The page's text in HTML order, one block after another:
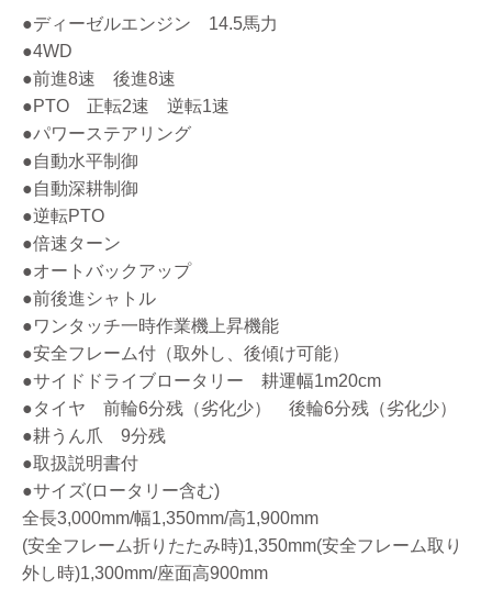
●ディーゼルエンジン 14.5馬力
●4WD
●前進8速 後進8速
●PTO 正転2速 逆転1速
●パワーステアリング
●自動水平制御
●自動深耕制御
●逆転PTO
●倍速ターン
●オートバックアップ
●前後進シャトル
●ワンタッチ一時作業機上昇機能
●安全フレーム付（取外し、後傾け可能）
●サイドドライブロータリー 耕運幅1m20cm
●タイヤ 前輪6分残（劣化少） 後輪6分残（劣化少）
●耕うん爪 9分残
●取扱説明書付
●サイズ(ロータリー含む)
全長3,000mm/幅1,350mm/高1,900mm
(安全フレーム折りたたみ時)1,350mm(安全フレーム取り
外し時)1,300mm/座面高900mm